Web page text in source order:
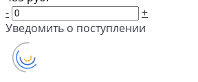
-
+
Уведомить о поступлении